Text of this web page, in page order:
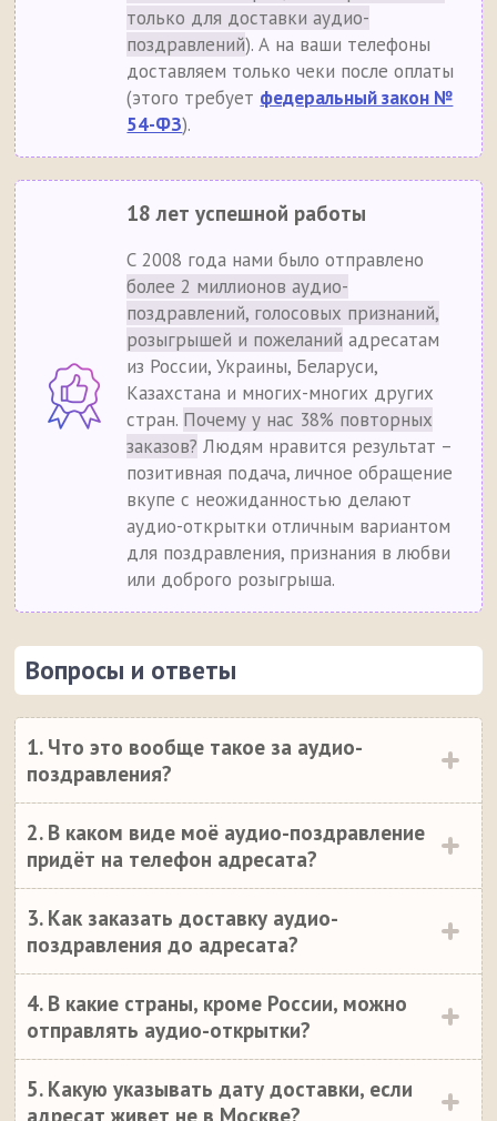
только для доставки аудио-
поздравлений). А на ваши телефоны
доставляем только чеки после оплаты
(этого требует федеральный закон №
54-ФЗ).
18 лет успешной работы
С 2008 года нами было отправлено
более 2 миллионов аудио-
поздравлений, голосовых признаний,
розыгрышей и пожеланий адресатам
из России, Украины, Беларуси,
Казахстана и многих-многих других
стран. Почему у нас 38% повторных
заказов? Людям нравится результат –
позитивная подача, личное обращение
вкупе с неожиданностью делают
аудио-открытки отличным вариантом
для поздравления, признания в любви
или доброго розыгрыша.
Вопросы и ответы
1. Что это вообще такое за аудио-
поздравления?
2. В каком виде моё аудио-поздравление
придёт на телефон адресата?
3. Как заказать доставку аудио-
поздравления до адресата?
4. В какие страны, кроме России, можно
отправлять аудио-открытки?
5. Какую указывать дату доставки, если
адресат живет не в Москве?